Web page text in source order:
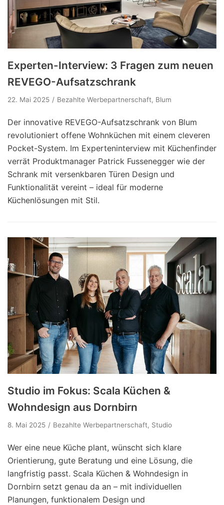
Experten-Interview: 3 Fragen zum neuen
REVEGO-Aufsatzschrank
22. Mai 2025 Bezahlte Werbepartnerschaft, Blum
Der innovative REVEGO-Aufsatzschrank von Blum
revolutioniert offene Wohnküchen mit einem cleveren
Pocket-System. Im Experteninterview mit Küchenfinder
verrät Produktmanager Patrick Fussenegger wie der
Schrank mit versenkbaren Türen Design und
Funktionalität vereint – ideal für moderne
Küchenlösungen mit Stil.
Studio im Fokus: Scala Küchen &
Wohndesign aus Dornbirn
8. Mai 2025 Bezahlte Werbepartnerschaft, Studio
Wer eine neue Küche plant, wünscht sich klare
Orientierung, gute Beratung und eine Lösung, die
langfristig passt. Scala Küchen & Wohndesign in
Dornbirn setzt genau da an – mit individuellen
Planungen, funktionalem Design und